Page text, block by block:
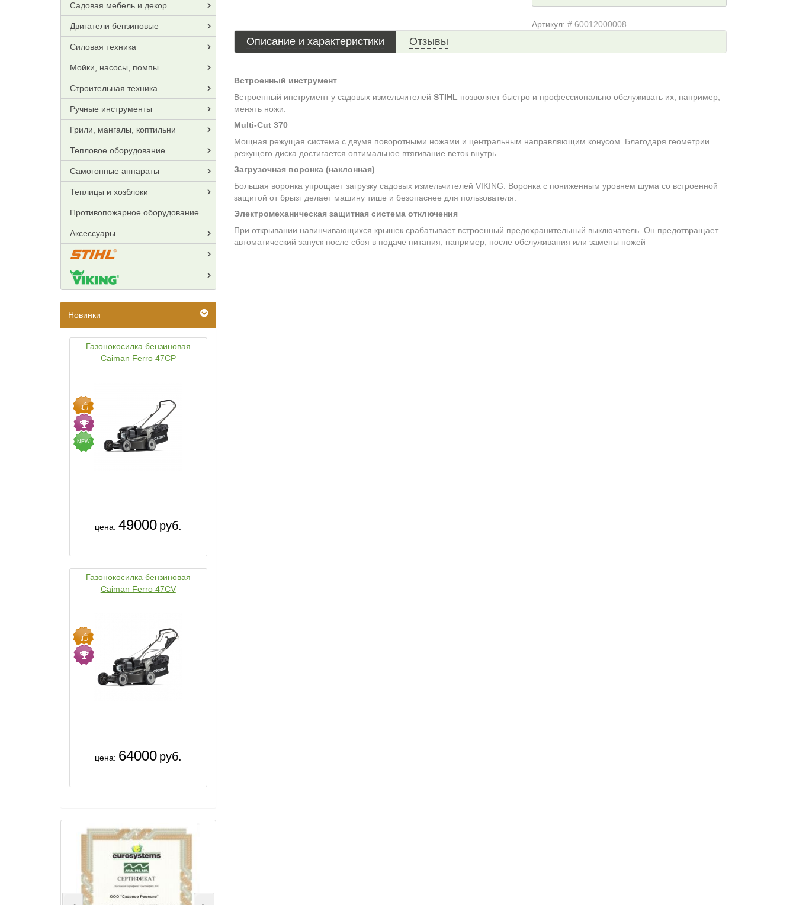
Садовая мебель и декор
Двигатели бензиновые
Силовая техника
Мойки, насосы, помпы
Строительная техника
Ручные инструменты
Грили, мангалы, коптильни
Тепловое оборудование
Самогонные аппараты
Теплицы и хозблоки
Противопожарное оборудование
Аксессуары
Новинки
Газонокосилка бензиновая
Caiman Ferro 47CP
NEW!
цена: 49000 руб.
Газонокосилка бензиновая
Caiman Ferro 47CV
цена: 64000 руб.
Артикул: # 60012000008
Описание и характеристики Отзывы
Встроенный инструмент
Встроенный инструмент у садовых измельчителей STIHL позволяет быстро и профессионально обслуживать их, например,
менять ножи.
Multi-Cut 370
Мощная режущая система с двумя поворотными ножами и центральным направляющим конусом. Благодаря геометрии
режущего диска достигается оптимальное втягивание веток внутрь.
Загрузочная воронка (наклонная)
Большая воронка упрощает загрузку садовых измельчителей VIKING. Воронка с пониженным уровнем шума со встроенной
защитой от брызг делает машину тише и безопаснее для пользователя.
Электромеханическая защитная система отключения
При открывании навинчивающихся крышек срабатывает встроенный предохранительный выключатель. Он предотвращает
автоматический запуск после сбоя в подаче питания, например, после обслуживания или замены ножей